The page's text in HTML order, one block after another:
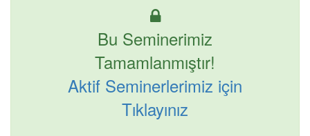
Bu Seminerimiz
Tamamlanmıştır!
Aktif Seminerlerimiz için
Tıklayınız